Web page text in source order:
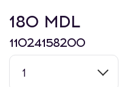
180 MDL
11024158200
1